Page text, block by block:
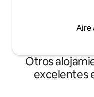
Aire
Otros
excelentes